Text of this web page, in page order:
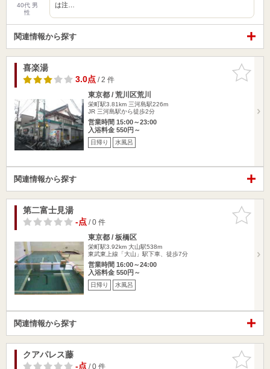
40代 男
性
は注…
関連情報から探す
お気に入
りに追加
喜楽湯
3.0点/ 2 件
東京都 / 荒川区荒川
栄町駅3.81km 三河島駅226m
JR 三河島駅から徒歩2分
営業時間 15:00～23:00
入浴料金 550円～
日帰り 水風呂
関連情報から探す
お気に入
りに追加
第二富士見湯
-点/ 0 件
東京都 / 板橋区
栄町駅3.92km 大山駅538m
東武東上線「大山」駅下車、徒歩7分
営業時間 16:00～24:00
入浴料金 550円～
日帰り 水風呂
関連情報から探す
お気に入
りに追加
クアパレス藤
-点/ 0 件